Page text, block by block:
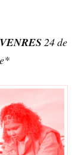
VENRES24 de